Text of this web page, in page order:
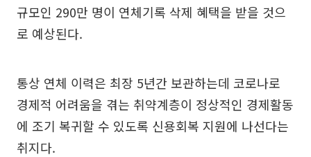
규모인 290만 명이 연체기록 삭제 혜택을 받을 것으
로 예상된다.
통상 연체 이력은 최장 5년간 보관하는데 코로나로
경제적 어려움을 겪는 취약계층이 정상적인 경제활동
에 조기 복귀할 수 있도록 신용회복 지원에 나선다는
취지다.